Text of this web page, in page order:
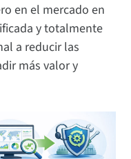
en el mercado en
y totalmente
a reducir las
más valor y